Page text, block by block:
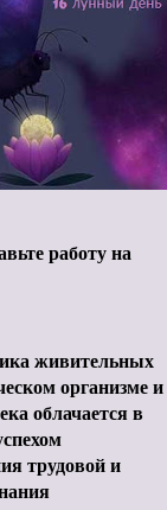
работу на
живительных
организме и
облачается в
трудовой и